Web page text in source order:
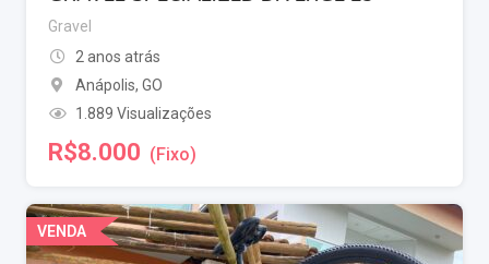
Gravel
2 anos atrás
Anápolis, GO
1.889 Visualizações
R$8.000 (Fixo)
VENDA